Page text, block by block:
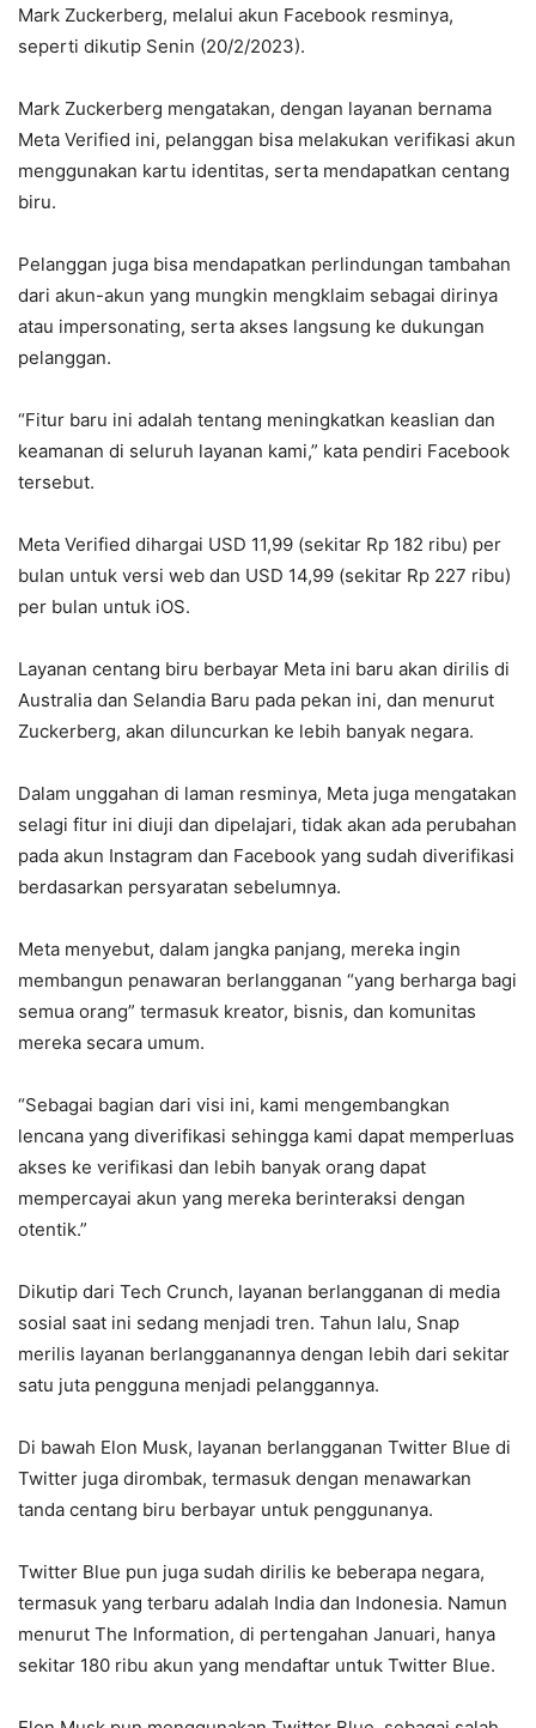
Mark Zuckerberg, melalui akun Facebook resminya,
seperti dikutip Senin (20/2/2023).
Mark Zuckerberg mengatakan, dengan layanan bernama
Meta Verified ini, pelanggan bisa melakukan verifikasi akun
menggunakan kartu identitas, serta mendapatkan centang
biru.
Pelanggan juga bisa mendapatkan perlindungan tambahan
dari akun-akun yang mungkin mengklaim sebagai dirinya
atau impersonating, serta akses langsung ke dukungan
pelanggan.
“Fitur baru ini adalah tentang meningkatkan keaslian dan
keamanan di seluruh layanan kami,” kata pendiri Facebook
tersebut.
Meta Verified dihargai USD 11,99 (sekitar Rp 182 ribu) per
bulan untuk versi web dan USD 14,99 (sekitar Rp 227 ribu)
per bulan untuk iOS.
Layanan centang biru berbayar Meta ini baru akan dirilis di
Australia dan Selandia Baru pada pekan ini, dan menurut
Zuckerberg, akan diluncurkan ke lebih banyak negara.
Dalam unggahan di laman resminya, Meta juga mengatakan
selagi fitur ini diuji dan dipelajari, tidak akan ada perubahan
pada akun Instagram dan Facebook yang sudah diverifikasi
berdasarkan persyaratan sebelumnya.
Meta menyebut, dalam jangka panjang, mereka ingin
membangun penawaran berlangganan “yang berharga bagi
semua orang” termasuk kreator, bisnis, dan komunitas
mereka secara umum.
“Sebagai bagian dari visi ini, kami mengembangkan
lencana yang diverifikasi sehingga kami dapat memperluas
akses ke verifikasi dan lebih banyak orang dapat
mempercayai akun yang mereka berinteraksi dengan
otentik.”
Dikutip dari Tech Crunch, layanan berlangganan di media
sosial saat ini sedang menjadi tren. Tahun lalu, Snap
merilis layanan berlangganannya dengan lebih dari sekitar
satu juta pengguna menjadi pelanggannya.
Di bawah Elon Musk, layanan berlangganan Twitter Blue di
Twitter juga dirombak, termasuk dengan menawarkan
tanda centang biru berbayar untuk penggunanya.
Twitter Blue pun juga sudah dirilis ke beberapa negara,
termasuk yang terbaru adalah India dan Indonesia. Namun
menurut The Information, di pertengahan Januari, hanya
sekitar 180 ribu akun yang mendaftar untuk Twitter Blue.